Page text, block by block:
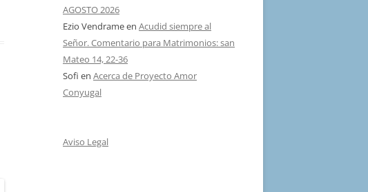
AGOSTO 2026
Ezio Vendrameen Acudid siempre al
Señor. Comentario para Matrimonios: san
Mateo 14, 22-36
Sofi en Acerca de Proyecto Amor
Conyugal
Aviso Legal